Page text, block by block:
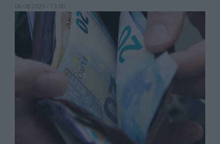
06.08.2026 / 13:00